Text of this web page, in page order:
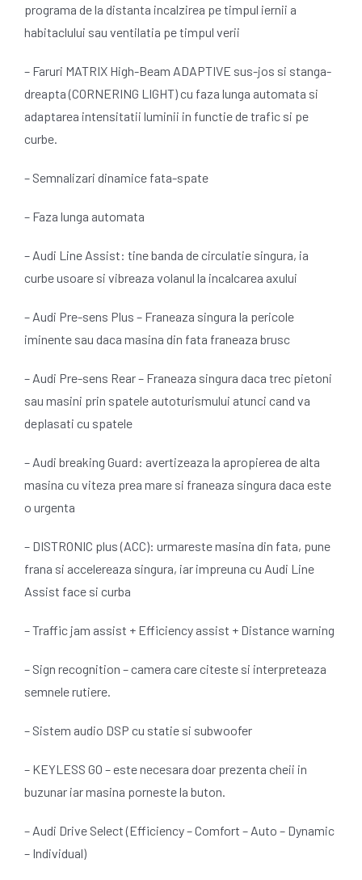
programa de la distanta incalzirea pe timpul iernii a
habitaclului sau ventilatia pe timpul verii
– Faruri MATRIX High-Beam ADAPTIVE sus-jos si stanga-
dreapta (CORNERING LIGHT) cu faza lunga automata si
adaptarea intensitatii luminii in functie de trafic si pe
curbe.
– Semnalizari dinamice fata-spate
– Faza lunga automata
– Audi Line Assist: tine banda de circulatie singura, ia
curbe usoare si vibreaza volanul la incalcarea axului
– Audi Pre-sens Plus – Franeaza singura la pericole
iminente sau daca masina din fata franeaza brusc
– Audi Pre-sens Rear – Franeaza singura daca trec pietoni
sau masini prin spatele autoturismului atunci cand va
deplasati cu spatele
– Audi breaking Guard: avertizeaza la apropierea de alta
masina cu viteza prea mare si franeaza singura daca este
o urgenta
– DISTRONIC plus (ACC): urmareste masina din fata, pune
frana si accelereaza singura, iar impreuna cu Audi Line
Assist face si curba
– Traffic jam assist + Efficiency assist + Distance warning
– Sign recognition – camera care citeste si interpreteaza
semnele rutiere.
– Sistem audio DSP cu statie si subwoofer
– KEYLESS GO – este necesara doar prezenta cheii in
buzunar iar masina porneste la buton.
– Audi Drive Select (Efficiency – Comfort – Auto – Dynamic
– Individual)